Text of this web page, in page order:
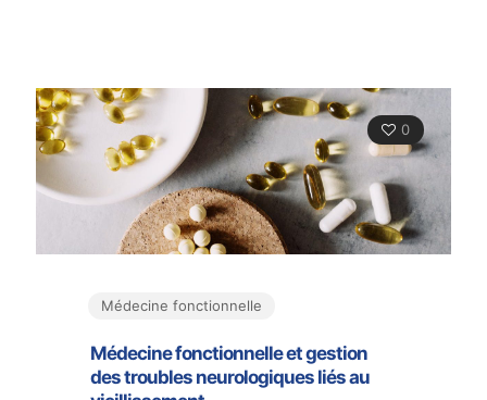
0
Médecine fonctionnelle
Médecine fonctionnelle et gestion
des troubles neurologiques liés au